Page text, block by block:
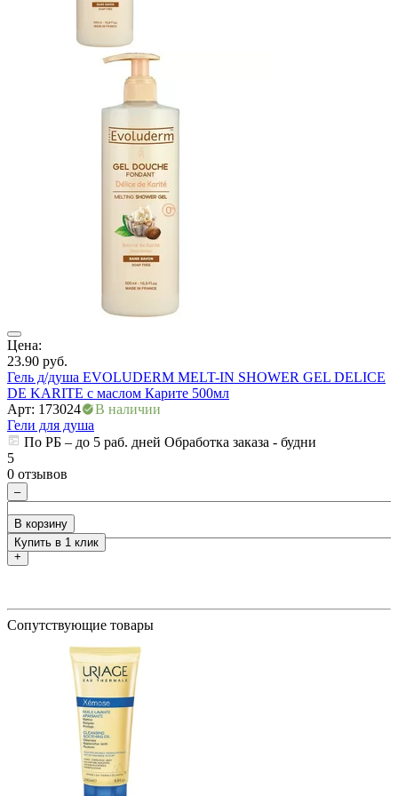
Цена:
23.90 руб.
Гель д/душа EVOLUDERM MELT-IN SHOWER GEL DELICE
DE KARITE с маслом Карите 500мл
Арт: 173024
В наличии
Гели для душа
По РБ – до 5 раб. дней Обработка заказа - будни
5
0 отзывов
–
+
В корзину
Купить в 1 клик
Сопутствующие товары